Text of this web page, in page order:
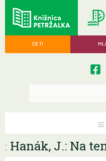
DETI
: Hanák, J.: Na